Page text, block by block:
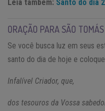
Leia também: Santo do dia
ORAÇÃO PARA SÃO
Se você busca luz em seus
santo do dia de hoje e
Infalível Criador, que,
dos tesouros da Vossa